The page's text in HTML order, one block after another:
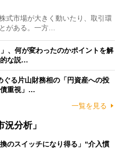
式市場が大きく動いたり、取引環
がある。一方…
、何が変わったのかポイントを解
な説…
ぐる片山財務相の「円資産への投
重視」…
一覧を見る
分析」
換のスイッチになり得る」“介入慣